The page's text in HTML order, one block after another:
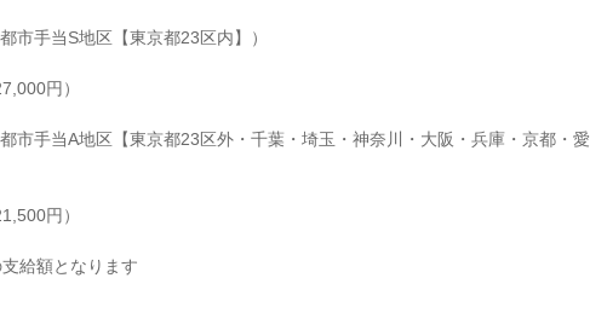
市手当S地区【東京都23区内】）
円）
市手当A地区【東京都23区外・千葉・埼玉・神奈川・大阪・兵庫・京都・愛
円）
給額となります